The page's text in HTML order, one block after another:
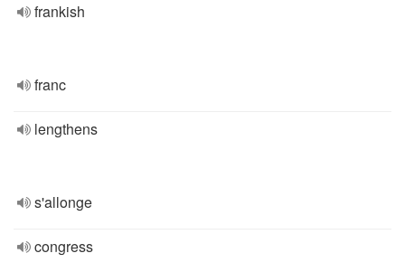
frankish
franc
lengthens
s'allonge
congress